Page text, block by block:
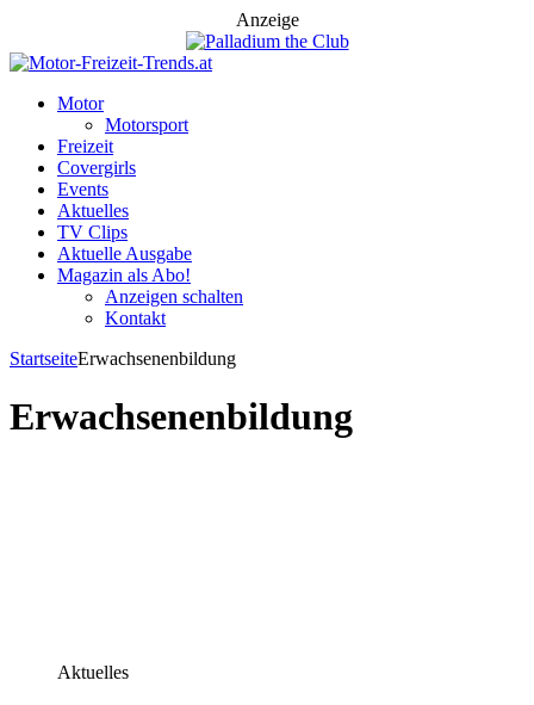
Anzeige
Motor
Motorsport
Freizeit
Covergirls
Events
Aktuelles
TV Clips
Aktuelle Ausgabe
Magazin als Abo!
Anzeigen schalten
Kontakt
StartseiteErwachsenenbildung
Erwachsenenbildung
Aktuelles